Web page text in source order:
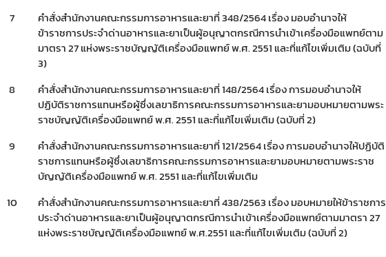
7
คำสั่งสำนักงานคณะกรรมการอาหารและยาที่ 348/2564 เรื่อง มอบอำนาจให้
ข้าราชการประจำด่านอาหารและยาเป็นผู้อนุญาตกรณีการนำเข้าเครื่องมือแพทย์ตาม
มาตรา 27 แห่งพระราชบัญญัติเครื่องมือแพทย์ พ.ศ. 2551 และที่แก้ไขเพิ่มเติม (ฉบับที่
3)
8
คำสั่งสำนักงานคณะกรรมการอาหารและยาที่ 148/2564 เรื่อง การมอบอำนาจให้
ปฏิบัติราชการแทนหรือผู้ซึ่งเลขาธิการคณะกรรมการอาหารและยามอบหมายตามพระ
ราชบัญญัติเครื่องมือแพทย์ พ.ศ. 2551 และที่แก้ไขเพิ่มเติม (ฉบับที่ 2)
9
คำสั่งสำนักงานคณะกรรมการอาหารและยาที่ 121/2564 เรื่อง การมอบอำนาจให้ปฏิบัติ
ราชการแทนหรือผู้ซึ่งเลขาธิการคณะกรรมการอาหารและยามอบหมายตามพระราช
บัญญัติเครื่องมือแพทย์ พ.ศ. 2551 และที่แก้ไขเพิ่มเติม
10
คำสั่งสำนักงานคณะกรรมการอาหารและยาที่ 438/2563 เรื่อง มอบหมายให้ข้าราชการ
ประจำด่านอาหารและยาเป็นผู้อนุญาตกรณีการนำเข้าเครื่องมือแพทย์ตามมาตรา 27
แห่งพระราชบัญญัติเครื่องมือแพทย์ พ.ศ.2551 และที่แก้ไขเพิ่มเติม (ฉบับที่ 2)